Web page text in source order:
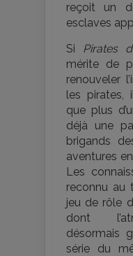
reçoit un
esclaves
Si Pirates
mérite de
renouveler
les pirates,
que plus
déjà une
brigands
aventures
Les
reconnu au
jeu de rôle
dont
désormais
série du